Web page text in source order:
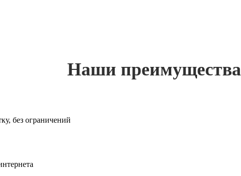
Наши преимущества
без ограничений